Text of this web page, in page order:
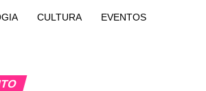
CULTURA EVENTOS